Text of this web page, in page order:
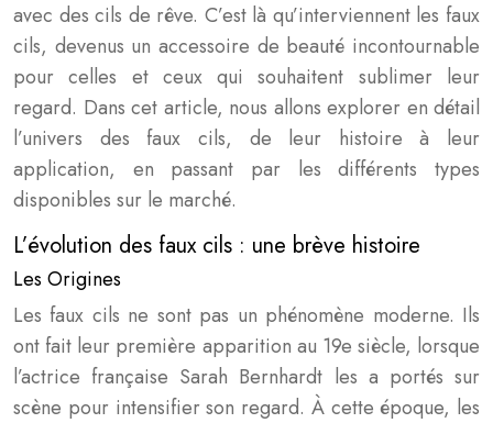
avec des cils de rêve. C’est là qu’interviennent les faux
cils, devenus un accessoire de beauté incontournable
pour celles et ceux qui souhaitent sublimer leur
regard. Dans cet article, nous allons explorer en détail
l’univers des faux cils, de leur histoire à leur
application, en passant par les différents types
disponibles sur le marché.
L’évolution des faux cils : une brève histoire
Les Origines
Les faux cils ne sont pas un phénomène moderne. Ils
ont fait leur première apparition au 19e siècle, lorsque
l’actrice française Sarah Bernhardt les a portés sur
scène pour intensifier son regard. À cette époque, les